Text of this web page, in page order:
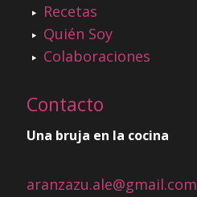
Recetas
Quién Soy
Colaboraciones
Contacto
Una bruja en la cocina
aranzazu.ale@gmail.com